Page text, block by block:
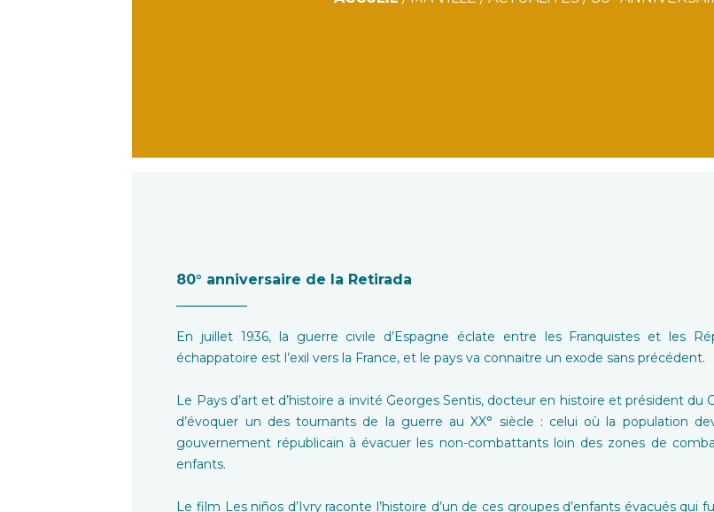
80° anniversaire de la Retirada
En juillet 1936, la guerre civile d’Espagne éclate entre les Franquistes et les
échappatoire est l’exil vers la France, et le pays va connaitre un exode sans précédent.
Le Pays d’art et d’histoire a invité Georges Sentis, docteur en histoire et président du
d’évoquer un des tournants de la guerre au XX° siècle : celui où la population
gouvernement républicain à évacuer les non-combattants loin des zones de
enfants.
Le film Les niños d’Ivry raconte l’histoire d’un de ces groupes d’enfants évacués qui